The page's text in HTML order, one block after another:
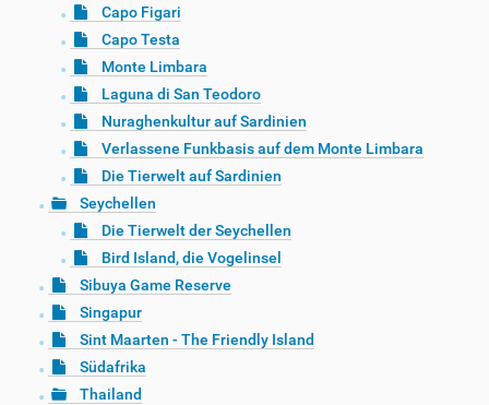
Capo Figari
Capo Testa
Monte Limbara
Laguna di San Teodoro
Nuraghenkultur auf Sardinien
Verlassene Funkbasis auf dem Monte Limbara
Die Tierwelt auf Sardinien
Seychellen
Die Tierwelt der Seychellen
Bird Island, die Vogelinsel
Sibuya Game Reserve
Singapur
Sint Maarten - The Friendly Island
Südafrika
Thailand